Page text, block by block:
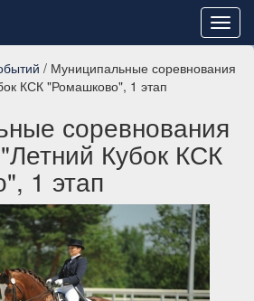
/ Муниципальные соревнования
КСК "Ромашково", 1 этап
соревнования
Кубок КСК
1 этап